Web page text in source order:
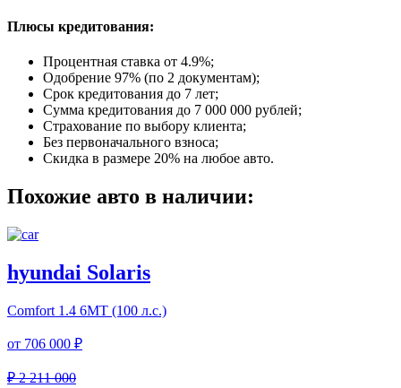
Плюсы кредитования:
Процентная ставка от 4.9%;
Одобрение 97% (по 2 документам);
Срок кредитования до 7 лет;
Сумма кредитования до 7 000 000 рублей;
Страхование по выбору клиента;
Без первоначального взноса;
Скидка в размере 20% на любое авто.
Похожие авто в наличии:
hyundai Solaris
Comfort 1.4 6МТ (100 л.с.)
от 706 000 ₽
₽ 2 211 000